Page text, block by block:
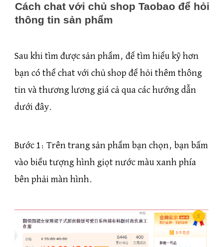
Cách chat với chủ shop Taobao để hỏi
thông tin sản phẩm
Sau khi tìm được sản phẩm, để tìm hiểu kỹ hơn
bạn có thể chat với chủ shop để hỏi thêm thông
tin và thương lương giá cả qua các hướng dẫn
dưới đây.
Bước 1: Trên trang sản phẩm bạn chọn, bạn bấm
vào biểu tượng hình giọt nước màu xanh phía
bên phải màn hình.